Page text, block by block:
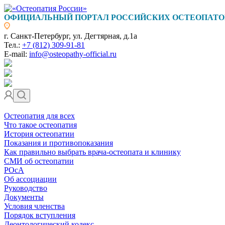
ОФИЦИАЛЬНЫЙ ПОРТАЛ РОССИЙСКИХ
г. Санкт-Петербург, ул. Дегтярная, д.1а
Тел.: +7 (812) 309-91-81
E-mail: info@osteopathy-official.ru
Остеопатия для всех
Что такое остеопатия
История остеопатии
Показания и противопоказания
Как правильно выбрать врача-остеопата и клинику
СМИ об остеопатии
РОсА
Об ассоциации
Руководство
Документы
Условия членства
Порядок вступления